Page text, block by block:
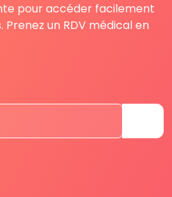
pour accéder facilement
Prenez un RDV médical en